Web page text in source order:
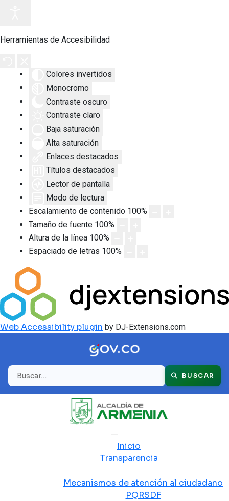
Herramientas de Accesibilidad
Colores invertidos
Monocromo
Contraste oscuro
Contraste claro
Baja saturación
Alta saturación
Enlaces destacados
Títulos destacados
Lector de pantalla
Modo de lectura
Escalamiento de contenido 100%
Tamaño de fuente 100%
Altura de la línea 100%
Espaciado de letras 100%
Web Accessibility plugin by DJ-Extensions.com
Buscar BUSCAR
Inicio
Transparencia
Mecanismos de atención al ciudadano
PQRSDF